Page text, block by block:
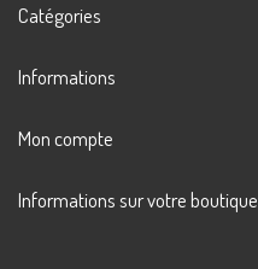
Catégories
Informations
Mon compte
Informations sur votre boutique